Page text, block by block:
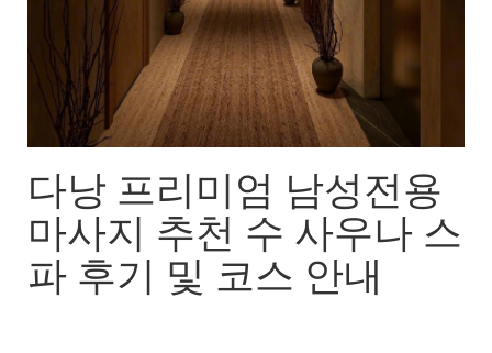
다낭 프리미엄 남성전용
마사지 추천 수 사우나 스
파 후기 및 코스 안내